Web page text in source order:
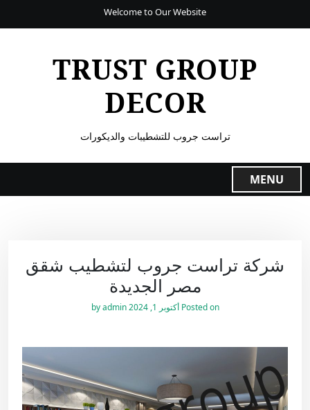
Welcome to Our Website
TRUST GROUP
DECOR
تراست جروب للتشطيبات والديكورات
MENU
شركة تراست جروب لتشطيب شقق
مصر الجديدة
Posted on أكتوبر 1, 2024 by
admin